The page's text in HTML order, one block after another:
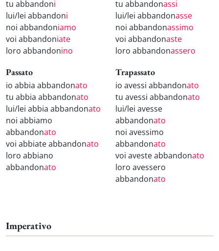
tu abbandoni
lui/lei abbandoni
noi abbandoniamo
voi abbandoniate
loro abbandonino
tu abbandonassi
lui/lei abbandonasse
noi abbandonassimo
voi abbandonaste
loro abbandonassero
Passato
io abbia abbandonato
tu abbia abbandonato
lui/lei abbia abbandonato
noi abbiamo
abbandonato
voi abbiate abbandonato
loro abbiano
abbandonato
Trapassato
io avessi abbandonato
tu avessi abbandonato
lui/lei avesse
abbandonato
noi avessimo
abbandonato
voi aveste abbandonato
loro avessero
abbandonato
Imperativo